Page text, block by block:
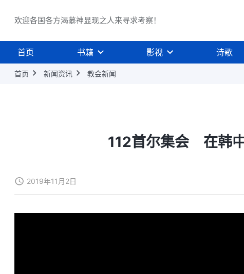
欢迎各国各方渴慕神显现之人来寻求考察！
首页 书籍 影视 诗歌
首页 新闻资讯 教会新闻
112首尔集会 在韩
2019年11月2日